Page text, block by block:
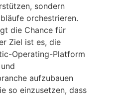
sondern
orchestrieren.
die Chance für
Ziel ist es, die
Operating-Platform
aufzubauen
so einzusetzen, dass